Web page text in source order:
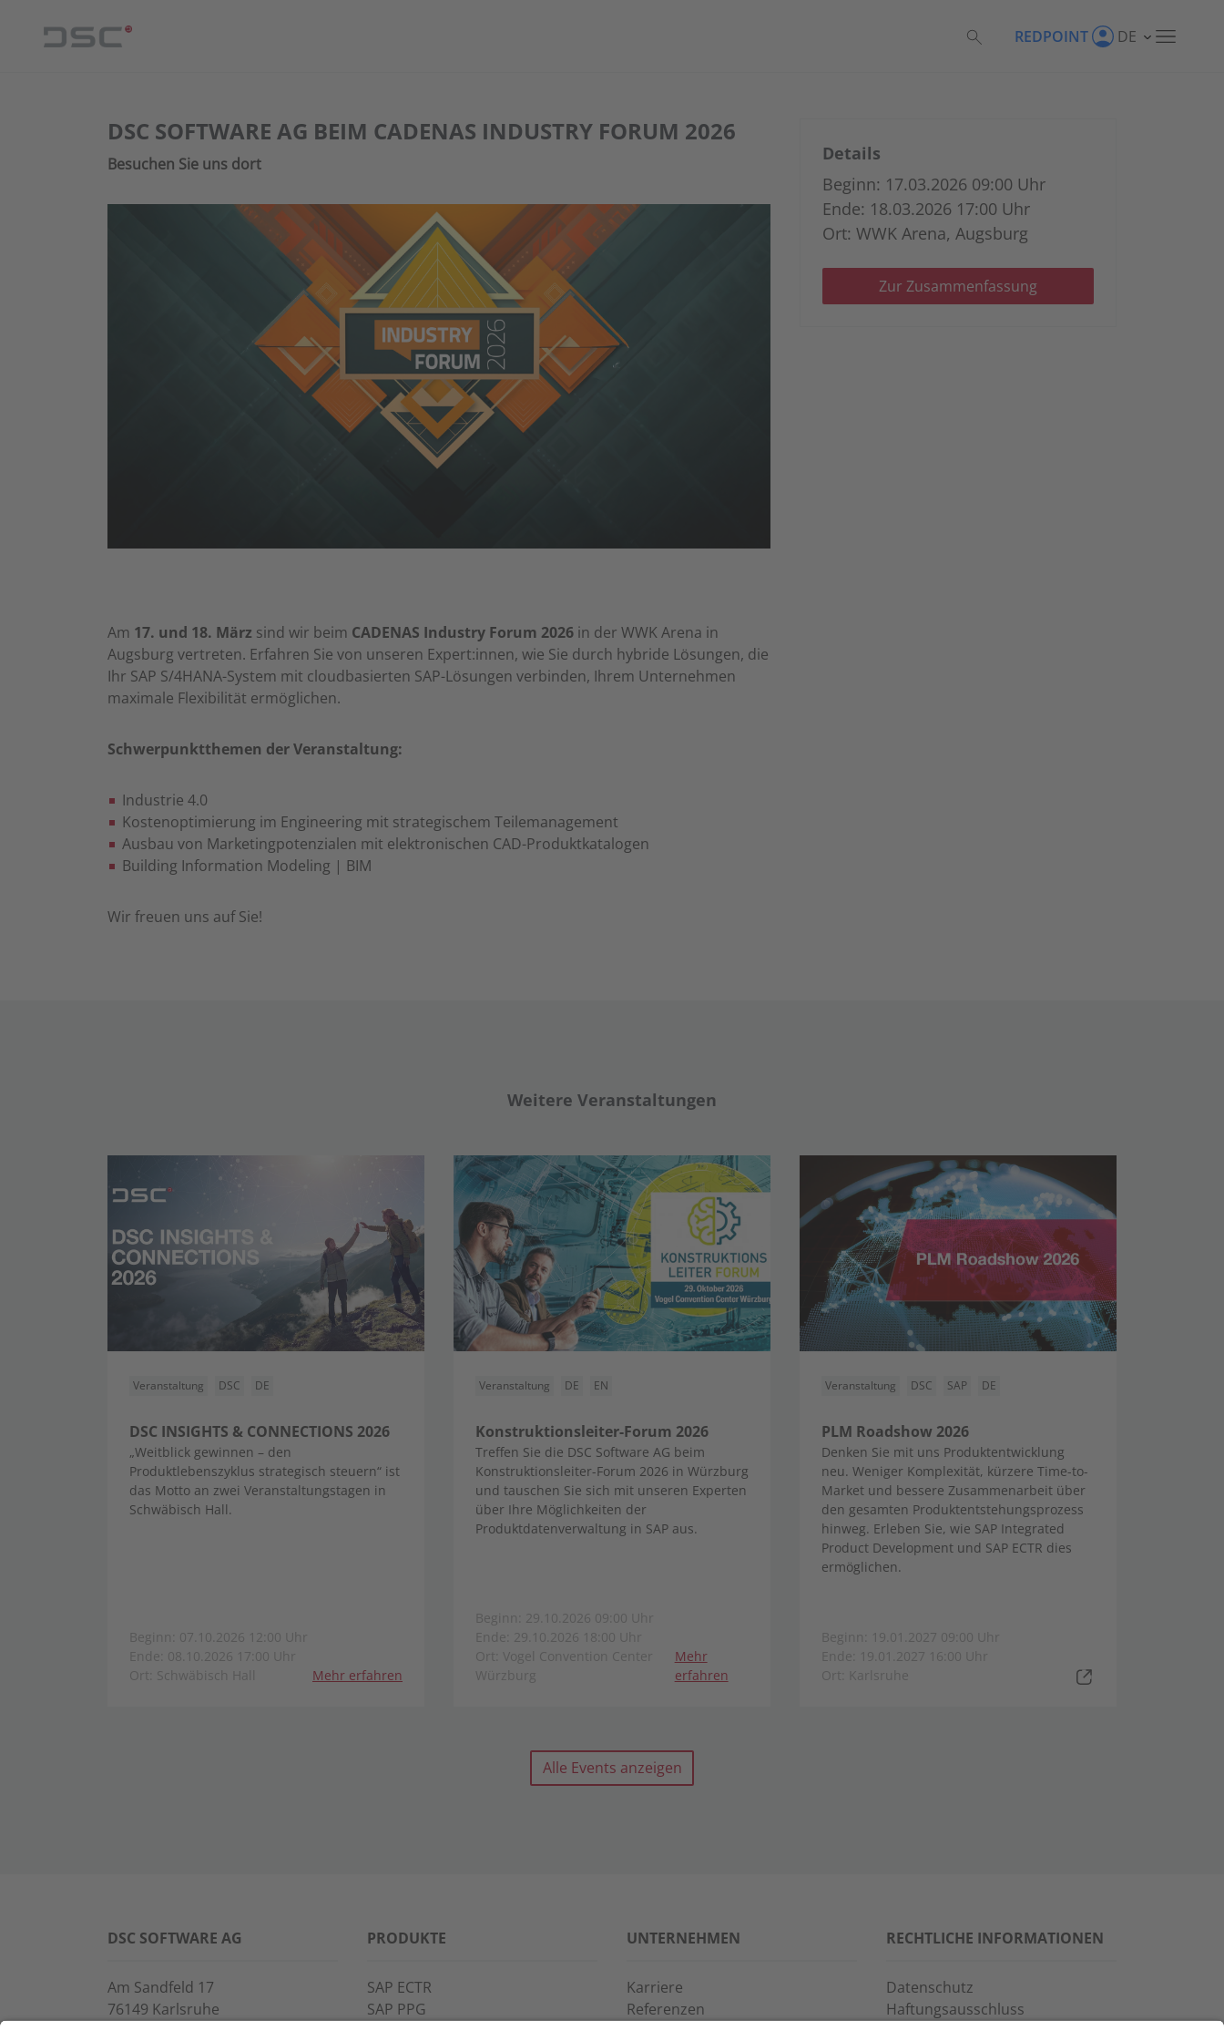
REDPOINT DE
DSC SOFTWARE AG BEIM CADENAS INDUSTRY FORUM 2026
Besuchen Sie uns dort
Am 17. und 18. März sind wir beim CADENAS Industry Forum 2026 in der WWK Arena in
Augsburg vertreten. Erfahren Sie von unseren Expert:innen, wie Sie durch hybride Lösungen, die
Ihr SAP S/4HANA-System mit cloudbasierten SAP-Lösungen verbinden, Ihrem Unternehmen
maximale Flexibilität ermöglichen.
Schwerpunktthemen der Veranstaltung:
Industrie 4.0
Kostenoptimierung im Engineering mit strategischem Teilemanagement
Ausbau von Marketingpotenzialen mit elektronischen CAD-Produktkatalogen
Building Information Modeling | BIM
Wir freuen uns auf Sie!
Details
Beginn: 17.03.2026 09:00 Uhr
Ende: 18.03.2026 17:00 Uhr
Ort: WWK Arena, Augsburg
Zur Zusammenfassung
Weitere Veranstaltungen
Veranstaltung DSC DE
DSC INSIGHTS & CONNECTIONS 2026
„Weitblick gewinnen – den
Produktlebenszyklus strategisch steuern“ ist
das Motto an zwei Veranstaltungstagen in
Schwäbisch Hall.
Beginn: 07.10.2026 12:00 Uhr
Ende: 08.10.2026 17:00 Uhr
Ort: Schwäbisch Hall
Mehr erfahren
Veranstaltung DE EN
Konstruktionsleiter-Forum 2026
Treffen Sie die DSC Software AG beim
Konstruktionsleiter-Forum 2026 in Würzburg
und tauschen Sie sich mit unseren Experten
über Ihre Möglichkeiten der
Produktdatenverwaltung in SAP aus.
Beginn: 29.10.2026 09:00 Uhr
Ende: 29.10.2026 18:00 Uhr
Ort: Vogel Convention Center
Würzburg
Mehr
erfahren
Veranstaltung DSC SAP DE
PLM Roadshow 2026
Denken Sie mit uns Produktentwicklung
neu. Weniger Komplexität, kürzere Time-to-
Market und bessere Zusammenarbeit über
den gesamten Produktentstehungsprozess
hinweg. Erleben Sie, wie SAP Integrated
Product Development und SAP ECTR dies
ermöglichen.
Beginn: 19.01.2027 09:00 Uhr
Ende: 19.01.2027 16:00 Uhr
Ort: Karlsruhe
Alle Events anzeigen
DSC SOFTWARE AG
Am Sandfeld 17
76149 Karlsruhe
PRODUKTE
SAP ECTR
SAP PPG
UNTERNEHMEN
Karriere
Referenzen
RECHTLICHE INFORMATIONEN
Datenschutz
Haftungsausschluss